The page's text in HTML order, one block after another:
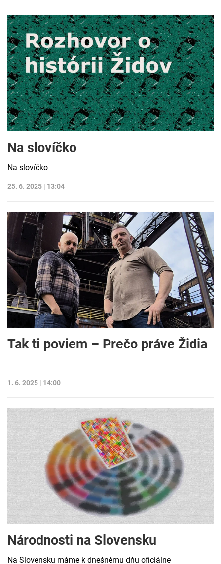
Na slovíčko
Na slovíčko
25. 6. 2025 | 13:04
Tak ti poviem – Prečo práve Židia
1. 6. 2025 | 14:00
Národnosti na Slovensku
Na Slovensku máme k dnešnému dňu oficiálne